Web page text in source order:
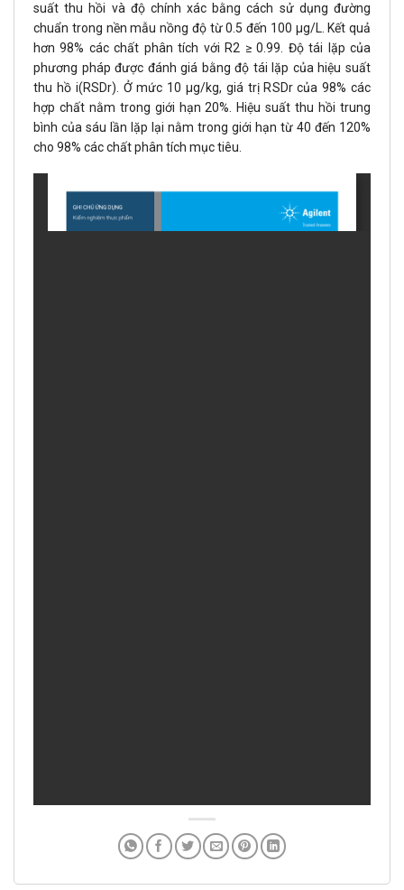
suất thu hồi và độ chính xác bằng cách sử dụng đường
chuẩn trong nền mẫu nồng độ từ 0.5 đến 100 μg/L. Kết quả
hơn 98% các chất phân tích với R2 ≥ 0.99. Độ tái lặp của
phương pháp được đánh giá bằng độ tái lặp của hiệu suất
thu hồ i(RSDr). Ở mức 10 μg/kg, giá trị RSDr của 98% các
hợp chất nằm trong giới hạn 20%. Hiệu suất thu hồi trung
bình của sáu lần lặp lại nằm trong giới hạn từ 40 đến 120%
cho 98% các chất phân tích mục tiêu.